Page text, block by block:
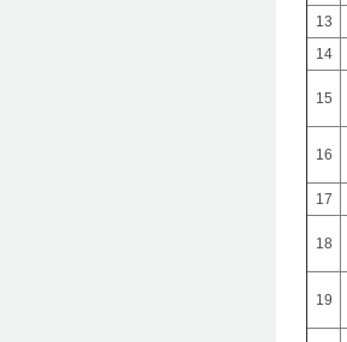
13
14
15
16
17
18
19